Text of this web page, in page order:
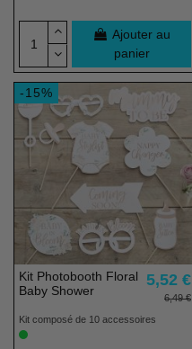
Ajouter au
panier
-15%
Kit Photobooth Floral
Baby Shower
5,52 €
6,49 €
Kit composé de 10 accessoires